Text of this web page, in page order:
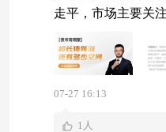
走平，市场主要关
和资金面之上。 从
期中表现稳健，维
续与政策利率保持
的看法，短期而言
大。 从长端利率来
07-27 16:13
1人